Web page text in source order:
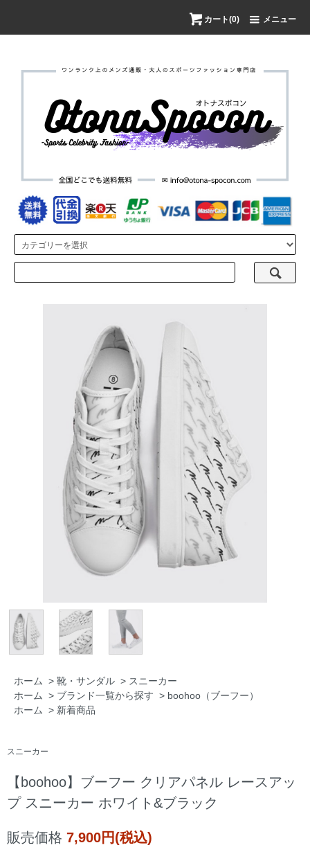
カート(0) メニュー
ホーム > 靴・サンダル > スニーカー
ホーム
> ブランド一覧から探す > boohoo（ブーフー）
ホーム
> 新着商品
スニーカー
【boohoo】ブーフー クリアパネル レースアッ
プ スニーカー ホワイト&ブラック
販売価格 7,900円(税込)